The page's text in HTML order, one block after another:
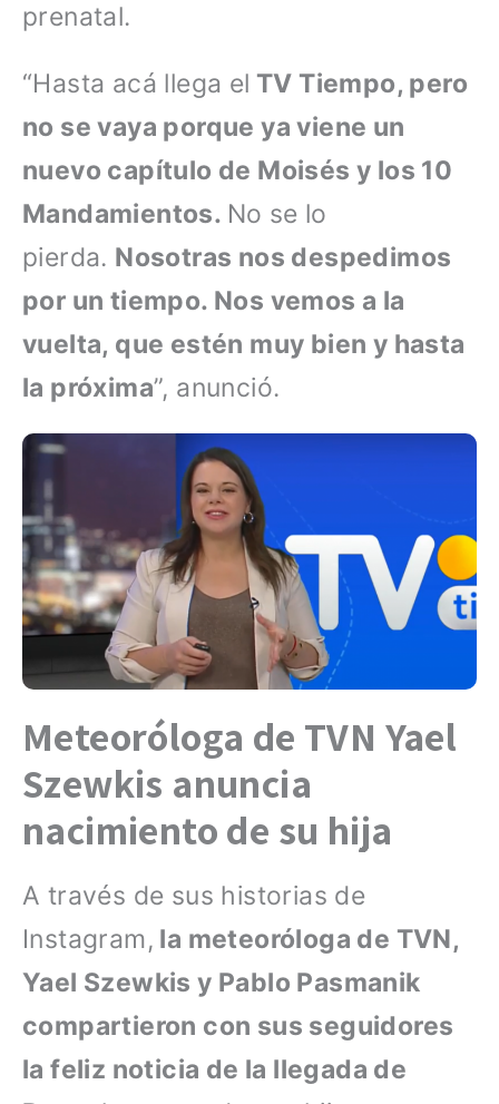
prenatal.
“Hasta acá llega el TV Tiempo, pero
no se vaya porque ya viene un
nuevo capítulo de Moisés y los 10
Mandamientos. No se lo
pierda. Nosotras nos despedimos
por un tiempo. Nos vemos a la
vuelta, que estén muy bien y hasta
la próxima”, anunció.
Meteoróloga de TVN Yael
Szewkis anuncia
nacimiento de su hija
A través de sus historias de
Instagram, la meteoróloga de TVN,
Yael Szewkis y Pablo Pasmanik
compartieron con sus seguidores
la feliz noticia de la llegada de